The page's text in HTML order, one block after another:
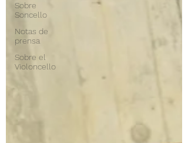
Sobre
Soncello
Notas de
prensa
Sobre el
Violoncello